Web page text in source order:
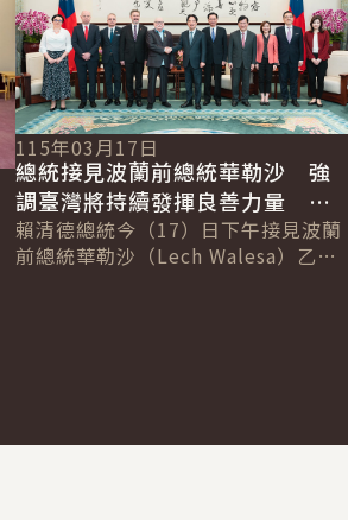
115年03月17日
總統接見波蘭前總統華勒沙 強
調臺灣將持續發揮良善力量 成
為全球民主韌性的貢獻者
賴清德總統今（17）日下午接見波蘭
前總統華勒沙（Lech Walesa）乙